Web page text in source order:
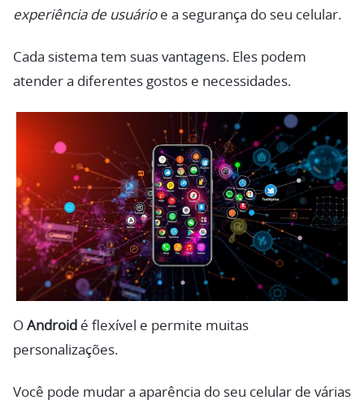
experiência de usuárioe a segurança do seu celular.
Cada sistema tem suas vantagens. Eles podem
atender a diferentes gostos e necessidades.
O Android é flexível e permite muitas
personalizações.
Você pode mudar a aparência do seu celular de várias